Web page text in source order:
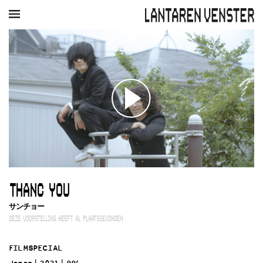
AGENDA FILM MUZIEK RESTAURANT VERHUUR
Winkelmandje
Zoek
PLAN JE BEZOEK
Openingstijden & contact
Bereikbaarheid
EDUCATIE
Schoolvoorstellingen
Filmprogramma’s Primair Onderwijs
Speciale educatieprogramma’s
THANC YOU
サンチョー
DEZE VOORSTELLING HEEFT AL PLAATSGEVONDEN
FILMSPECIAL